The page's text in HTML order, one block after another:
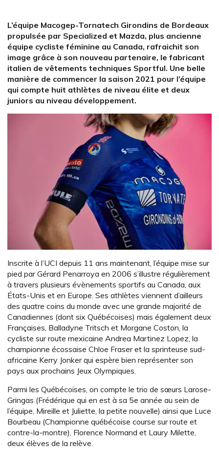
L’équipe Macogep-Tornatech Girondins de Bordeaux
propulsée par Specialized et Mazda, plus ancienne
équipe cycliste féminine au Canada, rafraichit son
image grâce à son nouveau partenaire, le fabricant
italien de vêtements techniques Sportful. Une belle
manière de commencer la saison 2021 pour l’équipe
qui compte huit athlètes de niveau élite et deux
juniors au niveau développement.
Inscrite à l’UCI depuis 11 ans maintenant, l’équipe mise sur
pied par Gérard Penarroya en 2006 s’illustre régulièrement
à travers plusieurs évènements sportifs au Canada, aux
États-Unis et en Europe. Ses athlètes viennent d’ailleurs
des quatre coins du monde avec une grande majorité de
Canadiennes (dont six Québécoises) mais également deux
Françaises, Balladyne Tritsch et Morgane Coston, la
cycliste sur route mexicaine Andrea Martinez Lopez, la
championne écossaise Chloe Fraser et la sprinteuse sud-
africaine Kerry Jonker qui espère bien représenter son
pays aux prochains Jeux Olympiques.
Parmi les Québécoises, on compte le trio de sœurs Larose-
Gringas (Frédérique qui en est à sa 5e année au sein de
l’équipe, Mireille et Juliette, la petite nouvelle) ainsi que Luce
Bourbeau (Championne québécoise course sur route et
contre-la-montre), Florence Normand et Laury Milette,
deux élèves de la relève.